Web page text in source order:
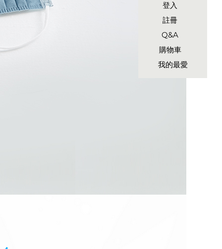
登入
註冊
Q&A
購物車
我的最愛